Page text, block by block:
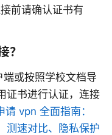
前请确认证书有
？
或按照学校文档导
证书进行认证，连接
请 vpn 全面指南：
测速对比、隐私保护